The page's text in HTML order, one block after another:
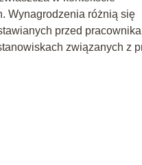
Wynagrodzenia różnią się
przed
związanych z